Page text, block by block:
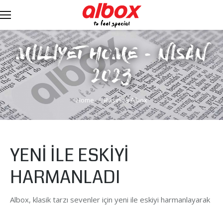
MİLLİYET HOME - NİSAN
2023
You are here: Home Basında Albox
YENİ İLE ESKİYİ
HARMANLADI
Albox, klasik tarzı sevenler için yeni ile eskiyi harmanlayarak